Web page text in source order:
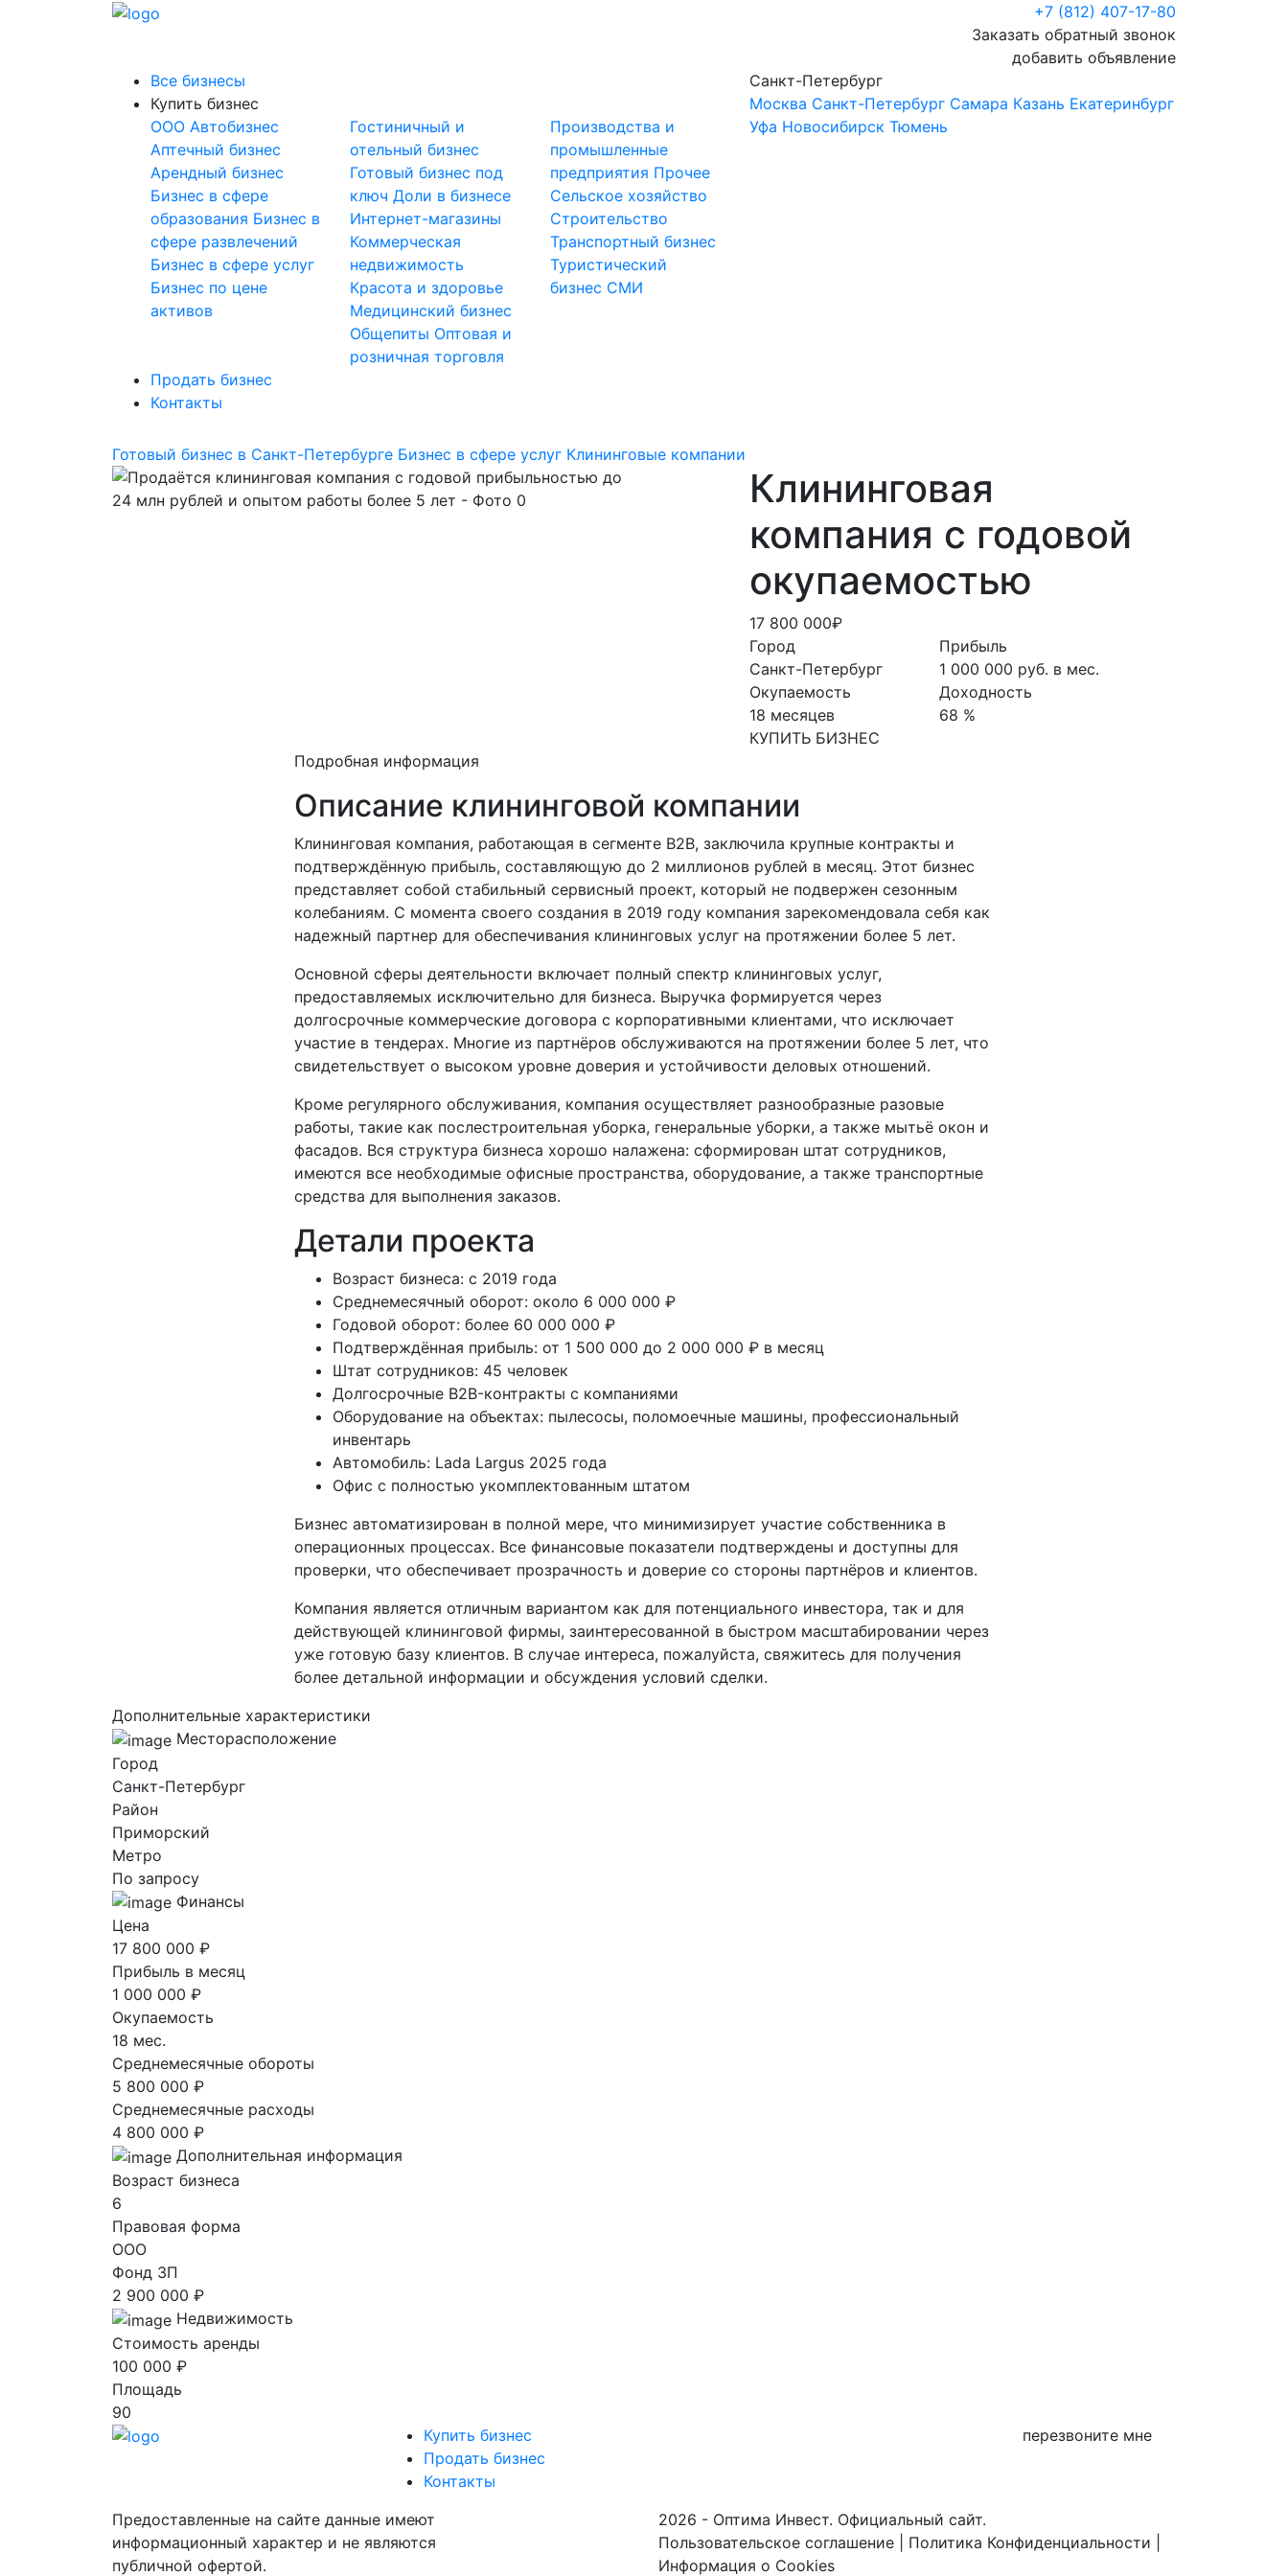
+7 (812) 407-17-80
Заказать обратный звонок
добавить объявление
Все бизнесы
Купить бизнес
OOO Автобизнес
Аптечный бизнес
Арендный бизнес
Бизнес в сфере
образования Бизнес в
сфере развлечений
Бизнес в сфере услуг
Бизнес по цене
активов
Гостиничный и
отельный бизнес
Готовый бизнес под
ключДоли в бизнесе
Интернет-магазины
Коммерческая
недвижимость
Красота и здоровье
Медицинский бизнес
Общепиты Оптовая и
розничная торговля
Производства и
промышленные
предприятия Прочее
Сельское хозяйство
Строительство
Транспортный бизнес
Туристический
бизнес СМИ
Продать бизнес
Контакты
Санкт-Петербург
Москва Санкт-Петербург Самара Казань Екатеринбург
Уфа Новосибирск Тюмень
Готовый бизнес в Санкт-Петербурге Бизнес в сфере услуг Клининговые компании
Клининговая
компания с годовой
окупаемостью
17 800 000₽
Город
Санкт-Петербург
Окупаемость
18 месяцев
КУПИТЬ БИЗНЕС
Прибыль
1 000 000 руб. в мес.
Доходность
68 %
Подробная информация
Описание клининговой компании
Клининговая компания, работающая в сегменте B2B, заключила крупные контракты и
подтверждённую прибыль, составляющую до 2 миллионов рублей в месяц. Этот бизнес
представляет собой стабильный сервисный проект, который не подвержен сезонным
колебаниям. С момента своего создания в 2019 году компания зарекомендовала себя как
надежный партнер для обеспечивания клининговых услуг на протяжении более 5 лет.
Основной сферы деятельности включает полный спектр клининговых услуг,
предоставляемых исключительно для бизнеса. Выручка формируется через
долгосрочные коммерческие договора с корпоративными клиентами, что исключает
участие в тендерах. Многие из партнёров обслуживаются на протяжении более 5 лет, что
свидетельствует о высоком уровне доверия и устойчивости деловых отношений.
Кроме регулярного обслуживания, компания осуществляет разнообразные разовые
работы, такие как послестроительная уборка, генеральные уборки, а также мытьё окон и
фасадов. Вся структура бизнеса хорошо налажена: сформирован штат сотрудников,
имеются все необходимые офисные пространства, оборудование, а также транспортные
средства для выполнения заказов.
Детали проекта
Возраст бизнеса: с 2019 года
Среднемесячный оборот: около 6 000 000 ₽
Годовой оборот: более 60 000 000 ₽
Подтверждённая прибыль: от 1 500 000 до 2 000 000 ₽ в месяц
Штат сотрудников: 45 человек
Долгосрочные B2B-контракты с компаниями
Оборудование на объектах: пылесосы, поломоечные машины, профессиональный
инвентарь
Автомобиль: Lada Largus 2025 года
Офис с полностью укомплектованным штатом
Бизнес автоматизирован в полной мере, что минимизирует участие собственника в
операционных процессах. Все финансовые показатели подтверждены и доступны для
проверки, что обеспечивает прозрачность и доверие со стороны партнёров и клиентов.
Компания является отличным вариантом как для потенциального инвестора, так и для
действующей клининговой фирмы, заинтересованной в быстром масштабировании через
уже готовую базу клиентов. В случае интереса, пожалуйста, свяжитесь для получения
более детальной информации и обсуждения условий сделки.
Дополнительные характеристики
Месторасположение
Город
Санкт-Петербург
Район
Приморский
Метро
По запросу
Финансы
Цена
17 800 000 ₽
Прибыль в месяц
1 000 000 ₽
Окупаемость
18 мес.
Среднемесячные обороты
5 800 000 ₽
Среднемесячные расходы
4 800 000 ₽
Дополнительная информация
Возраст бизнеса
6
Правовая форма
ООО
Фонд ЗП
2 900 000 ₽
Недвижимость
Стоимость аренды
100 000 ₽
Площадь
90
Купить бизнес
Продать бизнес
Контакты
перезвоните мне
Предоставленные на сайте данные имеют
информационный характер и не являются
публичной офертой.
2026 - Оптима Инвест. Официальный сайт.
Пользовательское соглашение
Политика Конфиденциальности
Информация о Cookies